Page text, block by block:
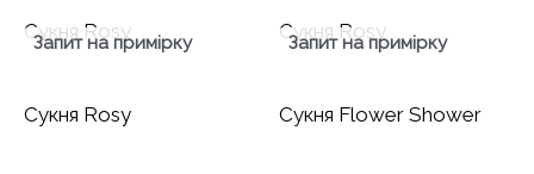
Сукня Rosy Сукня Rosy
Запит на примірку
Сукня Rosy
Запит на примірку
Сукня Flower Shower